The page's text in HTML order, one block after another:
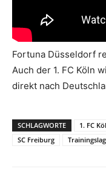
Fortuna Düsseldorf
Auch der 1. FC Köln
direkt nach
SCHLAGWORTE 1. FC
SC Freiburg